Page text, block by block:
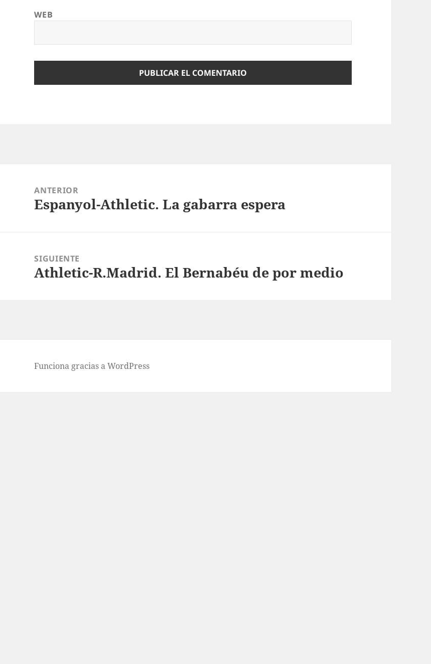
WEB
entradas
ANTERIOR
Entrada
Espanyol-Athletic. La gabarra espera
SIGUIENTE
Entrada
Athletic-R.Madrid. El Bernabéu de por medio
Funciona gracias a WordPress